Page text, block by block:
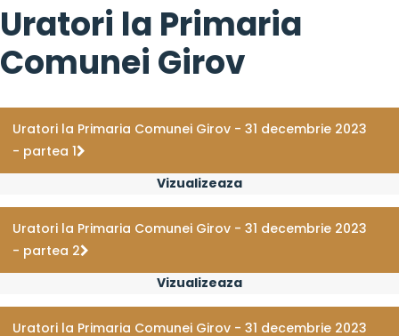
Uratori la Primaria
Comunei Girov
Uratori la Primaria Comunei Girov - 31 decembrie 2023
- partea 1
Vizualizeaza
Uratori la Primaria Comunei Girov - 31 decembrie 2023
- partea 2
Vizualizeaza
Uratori la Primaria Comunei Girov - 31 decembrie 2023